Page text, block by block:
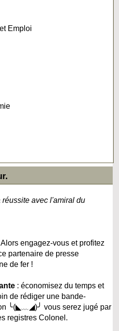
Emploi
avec l'amiral du
engagez-vous et profitez
partenaire de presse
de fer !
: économisez du temps et
de rédiger une bande-
╰(◣﹏◢)╯ vous serez jugé par
registres Colonel.